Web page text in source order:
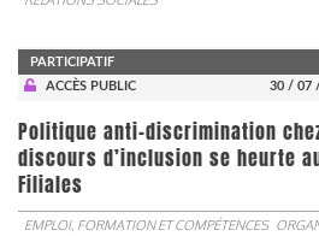
PARTICIPATIF
ACCÈS PUBLIC
30 / 07
Politique anti-discrimination chez
discours d’inclusion se heurte
Filiales
EMPLOI, FORMATION ET COMPÉTENCES